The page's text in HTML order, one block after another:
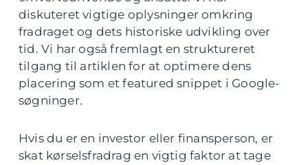
diskuteret vigtige oplysninger omkring
fradraget og dets historiske udvikling over
tid. Vi har også fremlagt en struktureret
tilgang til artiklen for at optimere dens
placering som et featured snippet i Google-
søgninger.
Hvis du er en investor eller finansperson, er
skat kørselsfradrag en vigtig faktor at tage